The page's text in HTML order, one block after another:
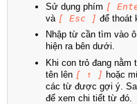
Sử dụng phím [
và [ Esc ] để thoát
Nhập từ cần tìm vào
hiện ra bên dưới.
Khi con trỏ đang nằm
tên lên [ ↑ ] hoặc
các từ được gợi ý.
để xem chi tiết từ đó.